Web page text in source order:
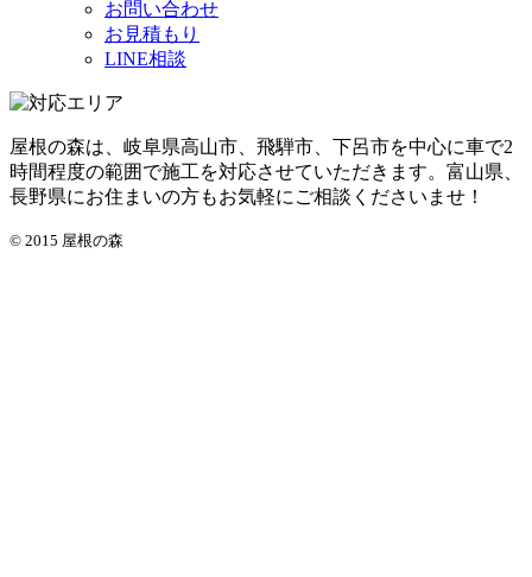
お問い合わせ
お見積もり
LINE相談
屋根の森は、岐阜県高山市、飛騨市、下呂市を中心に車で2
時間程度の範囲で施工を対応させていただきます。富山県、
長野県にお住まいの方もお気軽にご相談くださいませ！
© 2015 屋根の森